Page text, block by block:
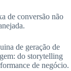
de conversão não
de geração de
do storytelling
de negócio.